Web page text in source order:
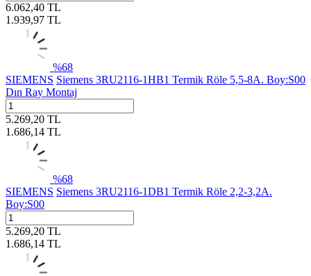
6.062,40 TL
1.939,97 TL
%68
SIEMENS Siemens 3RU2116-1HB1 Termik Röle 5,5-8A. Boy:S00
Dın Ray Montaj
5.269,20 TL
1.686,14 TL
%68
SIEMENS Siemens 3RU2116-1DB1 Termik Röle 2,2-3,2A.
Boy:S00
5.269,20 TL
1.686,14 TL